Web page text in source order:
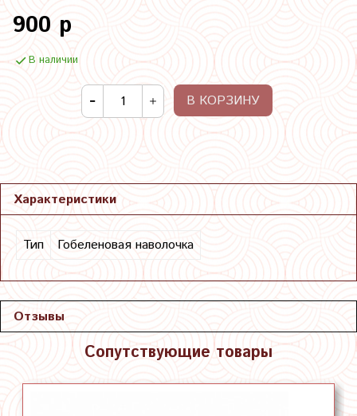
900 р
В наличии
В КОРЗИНУ
Характеристики
Тип Гобеленовая наволочка
Отзывы
Сопутствующие товары